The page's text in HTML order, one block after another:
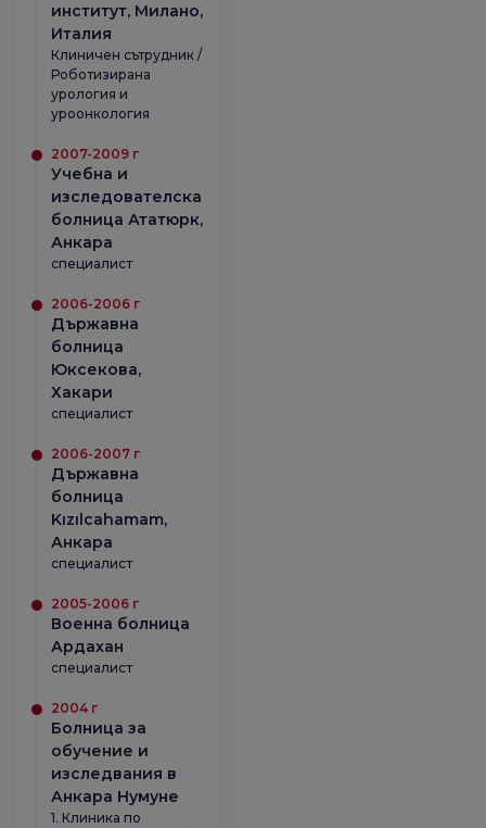
институт, Милано,
Италия
Клиничен сътрудник /
Роботизирана
урология и
уроонкология
2007-2009 г
Учебна и
изследователска
болница Ататюрк,
Анкара
специалист
2006-2006 г
Държавна
болница
Юксекова,
Хакари
специалист
2006-2007 г
Държавна
болница
Kızılcahamam,
Анкара
специалист
2005-2006 г
Военна болница
Ардахан
специалист
2004 г
Болница за
обучение и
изследвания в
Анкара Нумуне
1. Клиника по